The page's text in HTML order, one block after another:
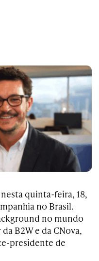
quinta-feira, 18,
no Brasil.
no mundo
B2W e da CNova,
presidente de